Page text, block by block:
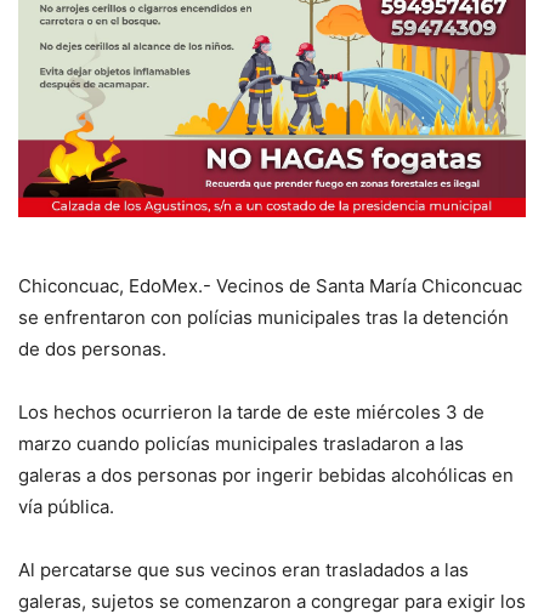
Chiconcuac, EdoMex.- Vecinos de Santa María Chiconcuac
se enfrentaron con polícias municipales tras la detención
de dos personas.
Los hechos ocurrieron la tarde de este miércoles 3 de
marzo cuando policías municipales trasladaron a las
galeras a dos personas por ingerir bebidas alcohólicas en
vía pública.
Al percatarse que sus vecinos eran trasladados a las
galeras, sujetos se comenzaron a congregar para exigir los